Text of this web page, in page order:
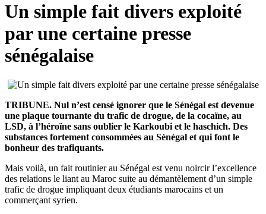
Un simple fait divers exploité
par une certaine presse
sénégalaise
TRIBUNE. Nul n’est censé ignorer que le Sénégal est devenue
une plaque tournante du trafic de drogue, de la cocaïne, au
LSD, à l’héroïne sans oublier le Karkoubi et le haschich. Des
substances fortement consommées au Sénégal et qui font le
bonheur des trafiquants.
Mais voilà, un fait routinier au Sénégal est venu noircir l’excellence
des relations le liant au Maroc suite au démantèlement d’un simple
trafic de drogue impliquant deux étudiants marocains et un
commerçant syrien.